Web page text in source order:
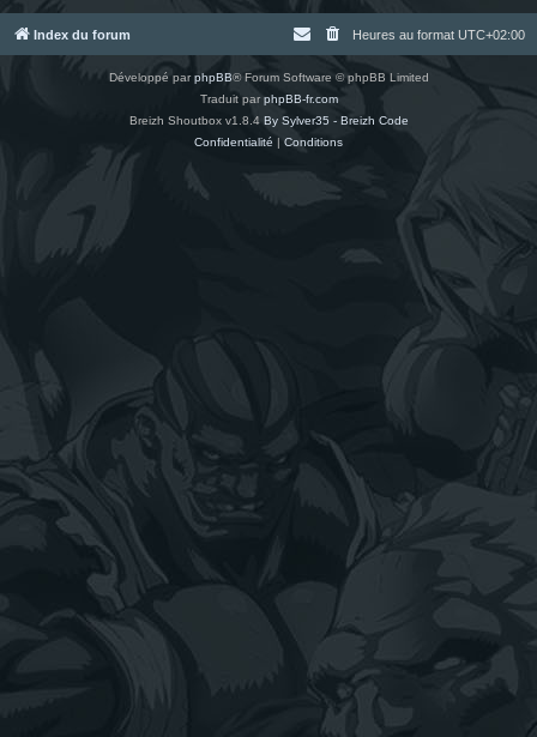
r
Index du forum Heures au format UTC+02:00
Développé parphpBB® Forum Software © phpBB Limited
Traduit parphpBB-fr.com
Breizh Shoutbox v1.8.4 By Sylver35 - Breizh Code
Confidentialité | Conditions